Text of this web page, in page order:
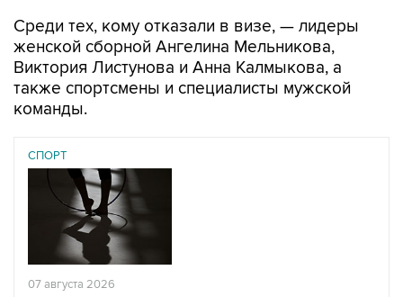
Среди тех, кому отказали в визе, — лидеры
женской сборной Ангелина Мельникова,
Виктория Листунова и Анна Калмыкова, а
также спортсмены и специалисты мужской
команды.
СПОРТ
07 августа 2026